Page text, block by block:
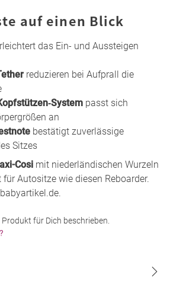
auf einen Blick
das Ein- und Aussteigen
reduzieren bei Aufprall die
passt sich
an
bestätigt zuverlässige
Sitzes
Cosi mit niederländischen Wurzeln
Autositze wie diesen Reboarder.
für Dich beschrieben.